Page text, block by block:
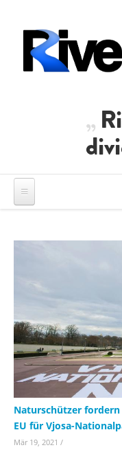
Naturschützer
EU für Vjosa-
Mär 19, 2021 /